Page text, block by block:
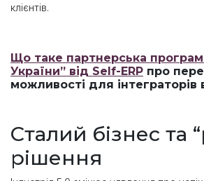
клієнтів.
Що таке партнерська
Украї​ни” від Self-ERP про
можливості для інтеграторів
Сталий бізнес та
рішення